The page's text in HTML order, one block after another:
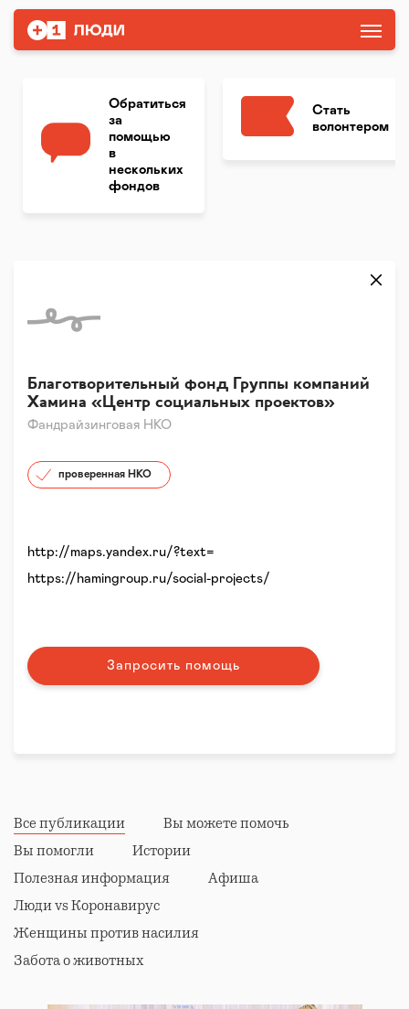
Обратиться
за
помощью
в
нескольких
фондов
Стать
волонтером
Фандрайзинговая НКО
Благотворительный фонд Группы компаний
Хамина «Центр социальных проектов»
проверенная НКО
http://maps.yandex.ru/?text=
https://hamingroup.ru/social-projects/
Запросить помощь
Все публикации
Вы можете помочь
Вы помогли
Истории
Полезная информация
Афиша
Люди vs Коронавирус
Женщины против насилия
Забота о животных